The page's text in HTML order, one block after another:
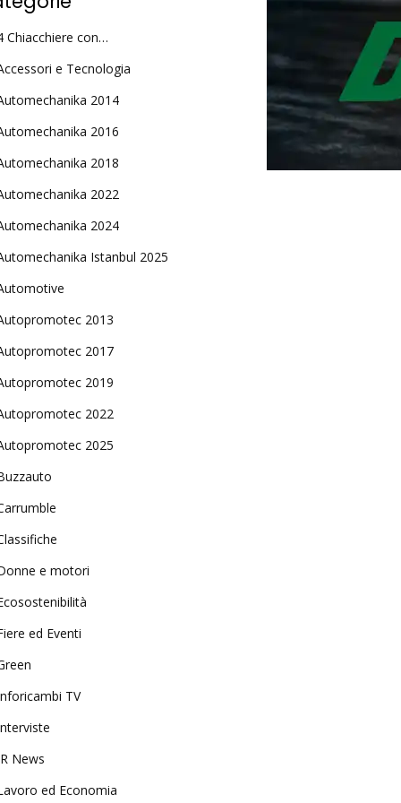
Chiacchiere con…
e Tecnologia
2014
2016
2018
2022
2024
Istanbul 2025
2013
2017
2019
2022
2025
e motori
ed Eventi
TV
News
ed Economia